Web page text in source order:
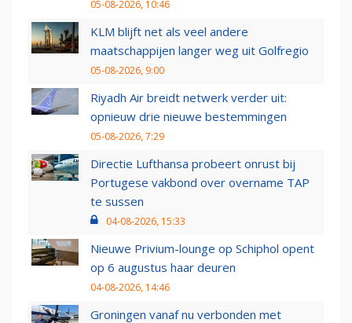
05-08-2026, 10:46
KLM blijft net als veel andere
maatschappijen langer weg uit Golfregio
05-08-2026, 9:00
Riyadh Air breidt netwerk verder uit:
opnieuw drie nieuwe bestemmingen
05-08-2026, 7:29
Directie Lufthansa probeert onrust bij
Portugese vakbond over overname TAP
te sussen
04-08-2026, 15:33
Nieuwe Privium-lounge op Schiphol opent
op 6 augustus haar deuren
04-08-2026, 14:46
Groningen vanaf nu verbonden met